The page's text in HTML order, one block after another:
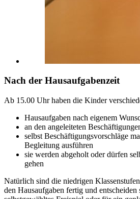
Nach der Hausaufgabenzeit
Ab 15.00 Uhr haben die Kinder
Hausaufgaben nach eigenem
an den angeleiteten
selbst Beschäftigungsvorschläge
Begleitung ausführen
sie werden abgeholt oder dürfen
gehen
Natürlich sind die niedrigen
den Hausaufgaben fertig und